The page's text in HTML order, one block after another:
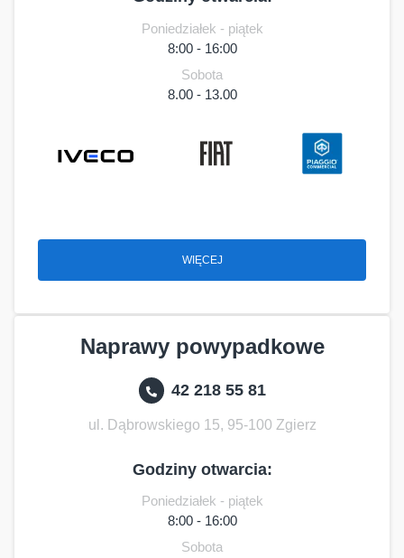
Poniedziałek - piątek
8:00 - 16:00
Sobota
8.00 - 13.00
WIĘCEJ
Naprawy powypadkowe
42 218 55 81
ul. Dąbrowskiego 15, 95-100 Zgierz
Godziny otwarcia:
Poniedziałek - piątek
8:00 - 16:00
Sobota